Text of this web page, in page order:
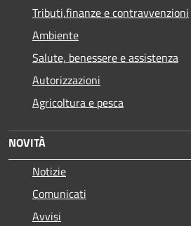
Tributi,finanze e contravvenzioni
Ambiente
Salute, benessere e assistenza
Autorizzazioni
Agricoltura e pesca
NOVITÀ
Notizie
Comunicati
Avvisi